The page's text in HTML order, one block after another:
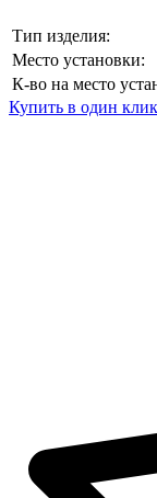
Тип изделия:
Место установки:
К-во на место
Купить в один клик